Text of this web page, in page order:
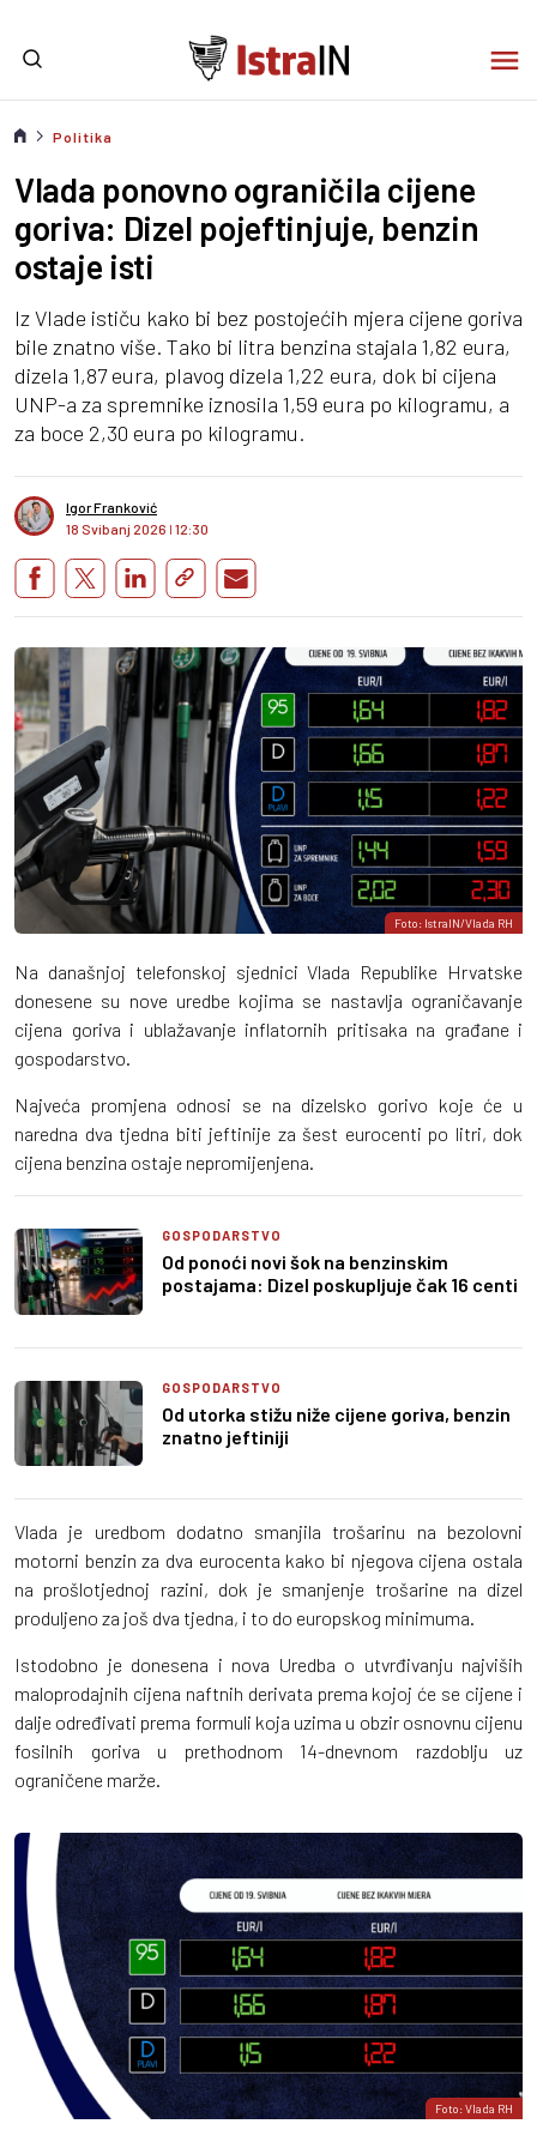
Politika
Vlada ponovno ograničila cijene
goriva: Dizel pojeftinjuje, benzin
ostaje isti
Iz Vlade ističu kako bi bez postojećih mjera cijene goriva
bile znatno više. Tako bi litra benzina stajala 1,82 eura,
dizela 1,87 eura, plavog dizela 1,22 eura, dok bi cijena
UNP-a za spremnike iznosila 1,59 eura po kilogramu, a
za boce 2,30 eura po kilogramu.
Igor Franković
18 Svibanj 2026 I 12:30
Foto: IstraIN/Vlada RH
Na današnjoj telefonskoj sjednici Vlada Republike Hrvatske
donesene su nove uredbe kojima se nastavlja ograničavanje
cijena goriva i ublažavanje inflatornih pritisaka na građane i
gospodarstvo.
Najveća promjena odnosi se na dizelsko gorivo koje će u
naredna dva tjedna biti jeftinije za šest eurocenti po litri, dok
cijena benzina ostaje nepromijenjena.
GOSPODARSTVO
Od ponoći novi šok na benzinskim
postajama: Dizel poskupljuje čak 16 centi
GOSPODARSTVO
Od utorka stižu niže cijene goriva, benzin
znatno jeftiniji
Vlada je uredbom dodatno smanjila trošarinu na bezolovni
motorni benzin za dva eurocenta kako bi njegova cijena ostala
na prošlotjednoj razini, dok je smanjenje trošarine na dizel
produljeno za još dva tjedna, i to do europskog minimuma.
Istodobno je donesena i nova Uredba o utvrđivanju najviših
maloprodajnih cijena naftnih derivata prema kojoj će se cijene i
dalje određivati prema formuli koja uzima u obzir osnovnu cijenu
fosilnih goriva u prethodnom 14-dnevnom razdoblju uz
ograničene marže.
Foto: Vlada RH